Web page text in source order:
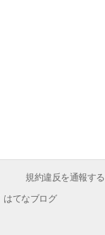
規約違反を通報する
はてなブログ